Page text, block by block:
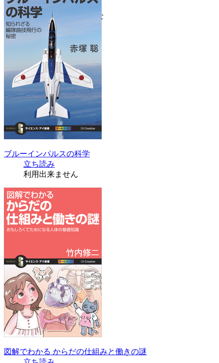
第6章 ゲームを彩る表現集
第7章 さいごに
続きを読む
ブルーインパルスの科学
立ち読み
利用出来ません
図解でわかる からだの仕組みと働きの謎